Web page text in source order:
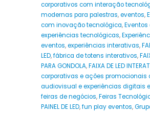
corporativos com interação
modernas para palestras,eventos,
com inovação tecnológica,
experiências tecnológicas,
eventos,experiências interativas,
LED,fábrica de totens interativos,
PARA GONDOLA,FAIXA DE LED
corporativas e ações
audiovisual e experiências digitais
feiras de negócios,Feiras
PAINEL DE LED,fun play eventos,